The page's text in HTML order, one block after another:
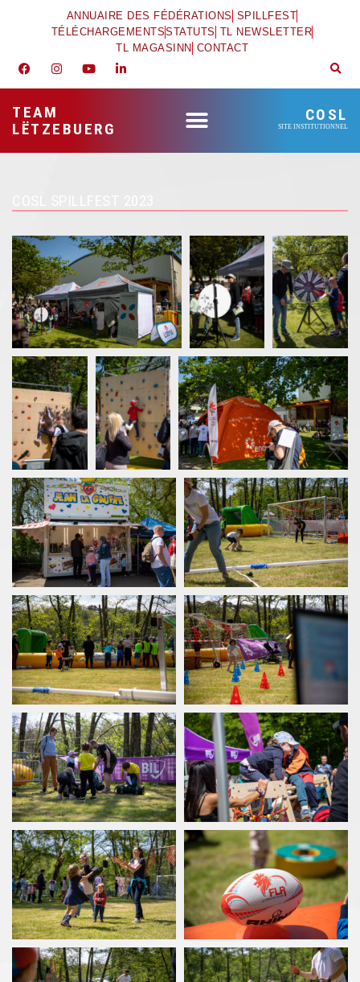
ANNUAIRE DES FÉDÉRATIONS SPILLFEST
TÉLÉCHARGEMENTSSTATUTS TL NEWSLETTER
TL MAGASINN CONTACT
TEAM
LËTZEBUERG
COSL
SITE INSTITUTIONNEL